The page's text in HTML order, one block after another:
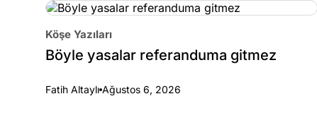
Köşe Yazıları
Böyle yasalar referanduma gitmez
Fatih Altaylı Ağustos 6, 2026